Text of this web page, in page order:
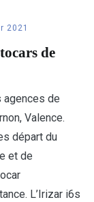
2021
de
agences de
Valence.
départ du
et de
L’Irizar i6s